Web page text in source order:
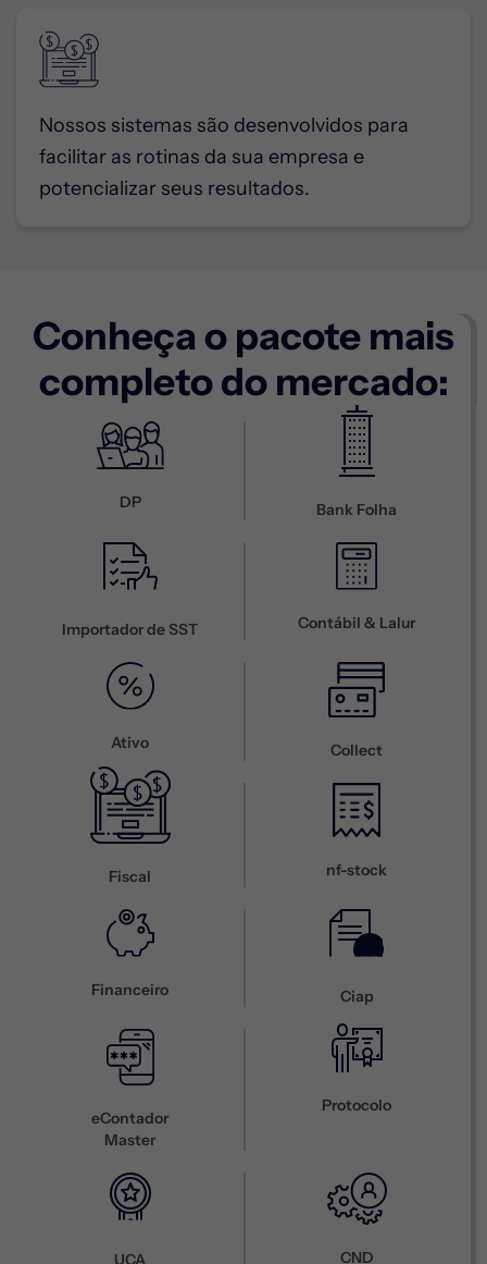
Nossos sistemas são desenvolvidos para
facilitar as rotinas da sua empresa e
potencializar seus resultados.
Conheça o pacote mais
completo do mercado:
DP Bank Folha
Importador de SST Contábil & Lalur
Ativo Collect
Fiscal nf-stock
Financeiro Ciap
eContador
Master
Protocolo
UCA CND